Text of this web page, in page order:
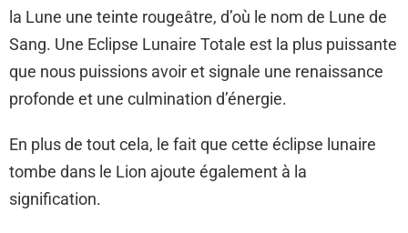
la Lune une teinte rougeâtre, d’où le nom de Lune de
Sang. Une Eclipse Lunaire Totale est la plus puissante
que nous puissions avoir et signale une renaissance
profonde et une culmination d’énergie.
En plus de tout cela, le fait que cette éclipse lunaire
tombe dans le Lion ajoute également à la
signification.